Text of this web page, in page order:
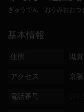
ぎゅうでん おうみおおつ
基本情報
住所 滋
アクセス 京
電話番号 077-